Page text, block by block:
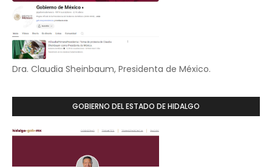
Dra. Claudia Sheinbaum, Presidenta de México.
GOBIERNO DEL ESTADO DE HIDALGO